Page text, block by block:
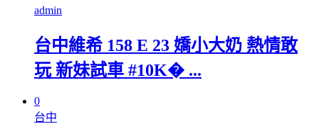
admin
台中維希 158 E 23 嬌小大奶 熱情敢
玩 新妹試車 #10K� ...
0
台中